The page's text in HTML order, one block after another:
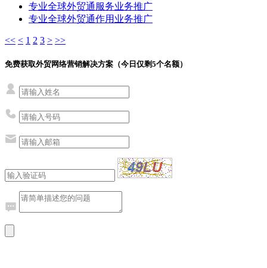
专业全球外贸通服务业务推广
专业全球外贸通作用业务推广
<< < 1 2 3 > >>
免费获取外贸网络营销解决方案（今日仅剩5个名额）